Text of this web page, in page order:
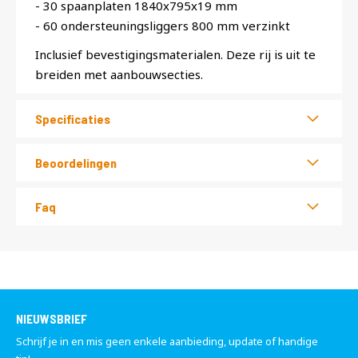
- 30 spaanplaten 1840x795x19 mm
- 60 ondersteuningsliggers 800 mm verzinkt
Inclusief bevestigingsmaterialen. Deze rij is uit te
breiden met aanbouwsecties.
Specificaties
Beoordelingen
Faq
NIEUWSBRIEF
Schrijf je in en mis geen enkele aanbieding, update of handige